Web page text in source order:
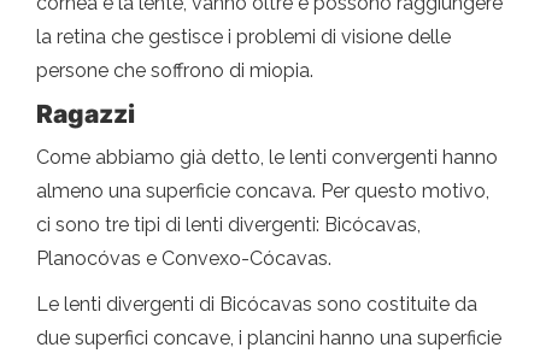
la retina che gestisce i problemi di visione delle
persone che soffrono di miopia.
Ragazzi
Come abbiamo già detto, le lenti convergenti hanno
almeno una superficie concava. Per questo motivo,
ci sono tre tipi di lenti divergenti: Bicócavas,
Planocóvas e Convexo-Cócavas.
Le lenti divergenti di Bicócavas sono costituite da
due superfici concave, i plancini hanno una superficie